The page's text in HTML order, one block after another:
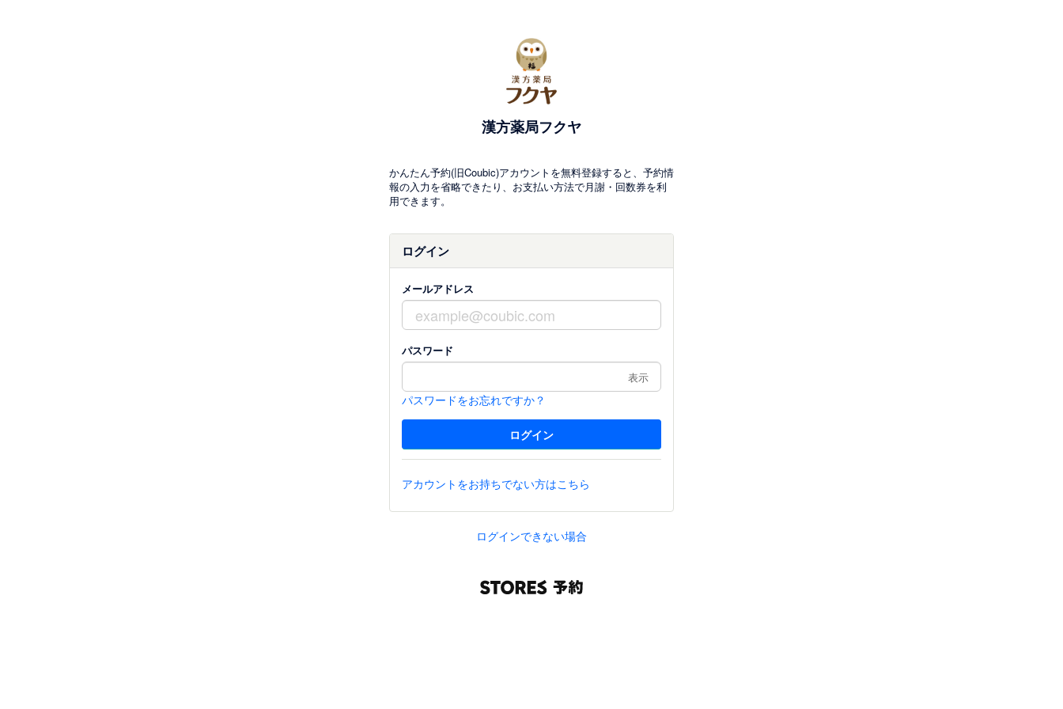
漢方薬局フクヤ
かんたん予約(旧Coubic)アカウントを無料登録すると、予約情
報の入力を省略できたり、お支払い方法で月謝・回数券を利
用できます。
ログイン
メールアドレス
パスワード
表示
パスワードをお忘れですか？
アカウントをお持ちでない方はこちら
ログインできない場合